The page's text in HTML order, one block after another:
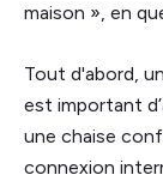
maison », en
Tout d'abord,
est important
une chaise
connexion